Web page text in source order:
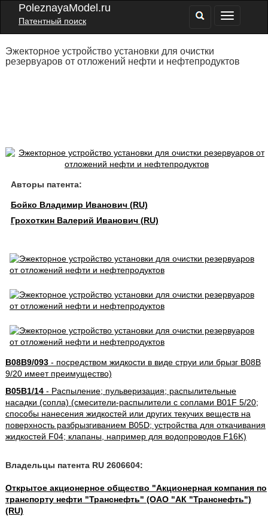
PoleznayaModel.ru
Патентный поиск
Эжекторное устройство установки для очистки
резервуаров от отложений нефти и нефтепродуктов
Авторы патента:
Бойко Владимир Иванович (RU)
Грохоткин Валерий Иванович (RU)
B08B9/093- посредством жидкости в виде струи или брызг B08B
9/20 имеет преимущество)
B05B1/14- Распыление; пульверизация; распылительные
насадки (сопла) (смесители-распылители с соплами B01F 5/20;
способы нанесения жидкостей или других текучих веществ на
поверхность разбрызгиванием B05D; устройства для откачивания
жидкостей F04; клапаны, например для водопроводов F16K)
Владельцы патента RU 2606604:
Открытое акционерное общество "Акционерная компания по
транспорту нефти "Транснефть" (ОАО "АК "Транснефть")
(RU)